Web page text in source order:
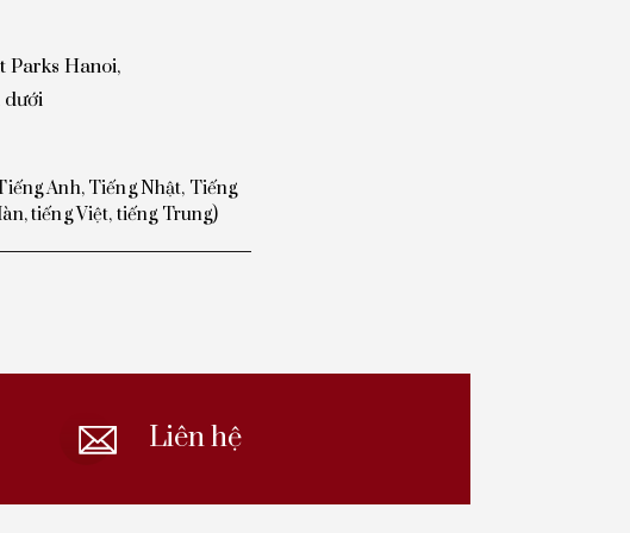
Parks Hanoi,
dưới
Anh, Tiếng Nhật, Tiếng
tiếng Việt, tiếng Trung)
Liên hệ